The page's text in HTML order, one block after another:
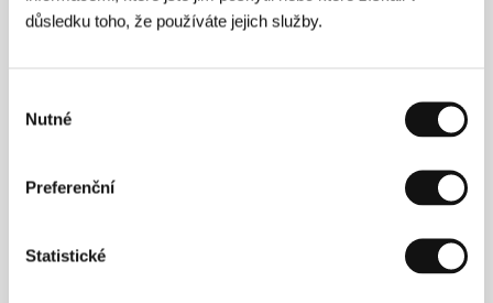
důsledku toho, že používáte jejich služby.
souhlasu
Nutné
Preferenční
Statistické
Režie: Sergei Loznitsa / Německo, Rusko, Lotyšsko,
Nizozemsko, Bělorusko, 2012, 128 min
(Soldier of the Road: A Portrait of Peter Brötzmann)
Sekce:
2012: Hudební odysea
(Arrugas)